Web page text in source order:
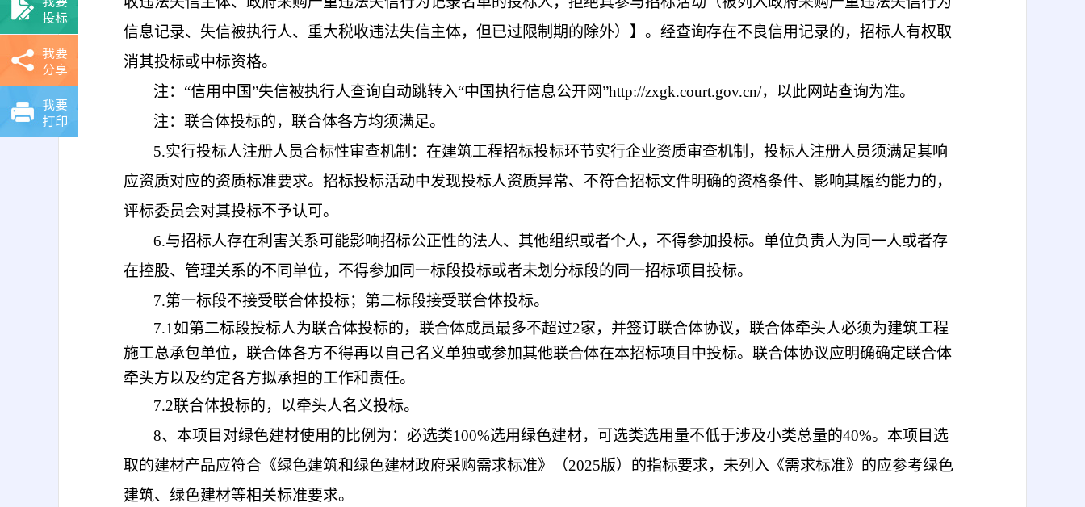
信息记录、失信被执行人、重大税收违法失信主体，但已过限制期的除外）】。经查询存在不良信用记录的，招标人有权取
消其投标或中标资格。
注： “信用中国”失信被执行人查询自动跳转入“中国执行信息公开网”http://zxgk.court.gov.cn/，以此网站查询为准。
注： 联合体投标的，联合体各方均须满足。
5.实行投标人注册人员合标性审查机制：在建筑工程招标投标环节实行企业资质审查机制，投标人注册人员须满足其响
应资质对应的资质标准要求。招标投标活动中发现投标人资质异常、不符合招标文件明确的资格条件、影响其履约能力的，
评标委员会对其投标不予认可。
6.与招标人存在利害关系可能影响招标公正性的法人、其他组织或者个人，不得参加投标。单位负责人为同一人或者存
在控股、管理关系的不同单位，不得参加同一标段投标或者未划分标段的同一招标项目投标。
7.第一标段不接受联合体投标；第二标段接受联合体投标。
7.1如第二标段投标人为联合体投标的，联合体成员最多不超过2家，并签订联合体协议， 联合体牵头人必须为建筑工程
施工总承包单位，联合体各方不得再以自己名义单独或参加其他联合体在本招标项目中投标。联合体协议应明确确定联合体
牵头方以及约定各方拟承担的工作和责任。
7.2联合体投标的，以牵头人名义投标。
8、本项目对绿色建材使用的比例为：必选类100%选用绿色建材，可选类选用量不低于涉及小类总量的40%。本项目选
取的建材产品应符合 《绿色建筑和绿色建材政府采购需求标准》（2025版） 的指标要求，未列入《需求标准》的应参考绿色
建筑、绿色建材等相关标准要求。
投标
我要
分享
我要
打印